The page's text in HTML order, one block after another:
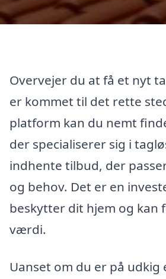
Overvejer du at få et nyt
er kommet til det rette
platform kan du nemt
der specialiserer sig i
indhente tilbud, der
og behov. Det er en
beskytter dit hjem og kan
værdi.
Uanset om du er på udkig